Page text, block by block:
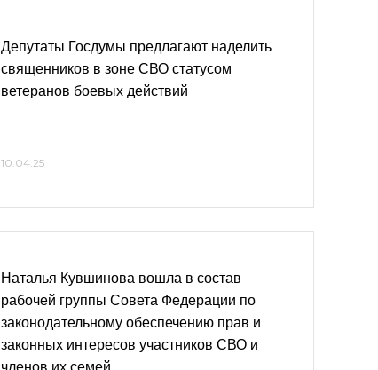
Депутаты Госдумы предлагают наделить
священников в зоне СВО статусом
ветеранов боевых действий
10.04.25
Наталья Кувшинова вошла в состав
рабочей группы Совета Федерации по
законодательному обеспечению прав и
законных интересов участников СВО и
членов их семей